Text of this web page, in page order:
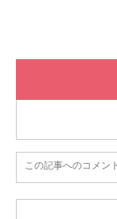
この記事へのコメン